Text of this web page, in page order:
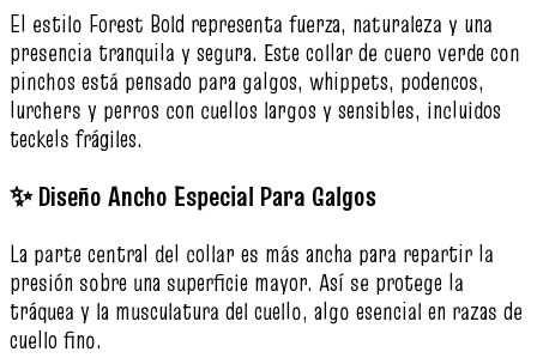
El estilo Forest Bold representa fuerza, naturaleza y una
presencia tranquila y segura. Este collar de cuero verde con
pinchos está pensado para galgos, whippets, podencos,
lurchers y perros con cuellos largos y sensibles, incluidos
teckels frágiles.
✨ Diseño Ancho Especial Para Galgos
La parte central del collar es más ancha para repartir la
presión sobre una superficie mayor. Así se protege la
tráquea y la musculatura del cuello, algo esencial en razas de
cuello fino.